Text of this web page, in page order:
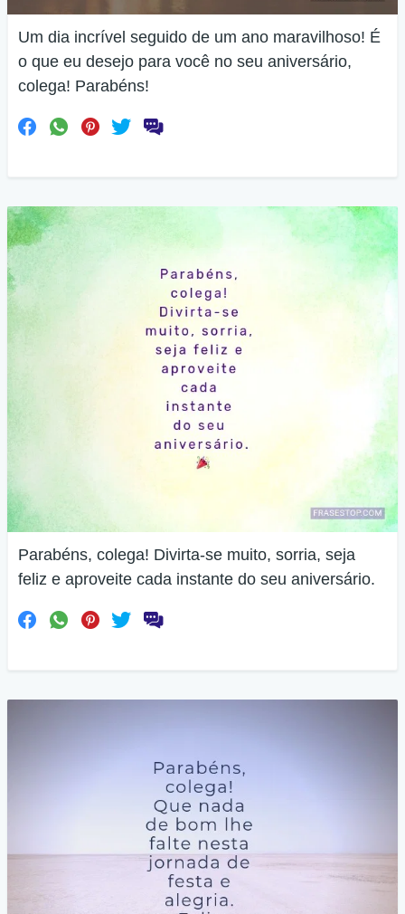
Um dia incrível seguido de um ano maravilhoso! É
o que eu desejo para você no seu aniversário,
colega! Parabéns!
Parabéns, colega! Divirta-se muito, sorria, seja
feliz e aproveite cada instante do seu aniversário.